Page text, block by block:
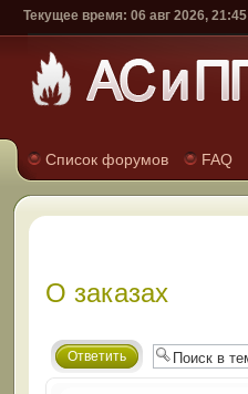
Текущее время: 06 авг 2026, 21:45
Список форумов FAQ
О заказах
Ответить